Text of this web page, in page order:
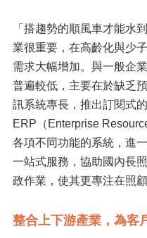
「搭趨勢的順風車才能水
業很重要，在高齡化與少
需求大幅增加。與一般企
普遍較低，主要在於缺乏
訊系統專長，推出訂閱式
ERP（Enterprise
各項不同功能的系統，進
一站式服務，協助國內長
政作業，使其更專注在照顧
整合上下游產業，為客